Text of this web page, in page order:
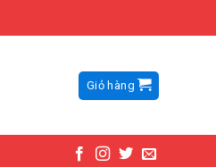
Giỏ hàng